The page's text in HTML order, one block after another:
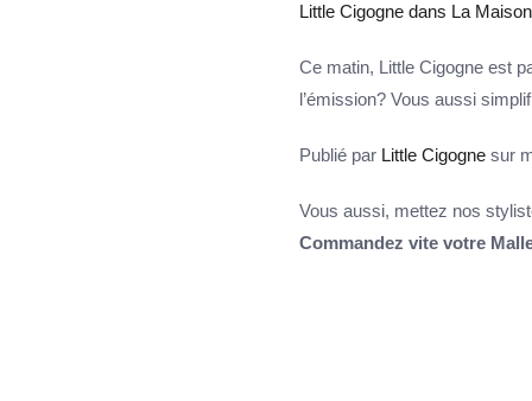
Little Cigogne dans La
Ce matin, Little Cigogne est
l’émission? Vous aussi
Publié par Little Cigogne sur
Vous aussi, mettez nos
Commandez vite votre